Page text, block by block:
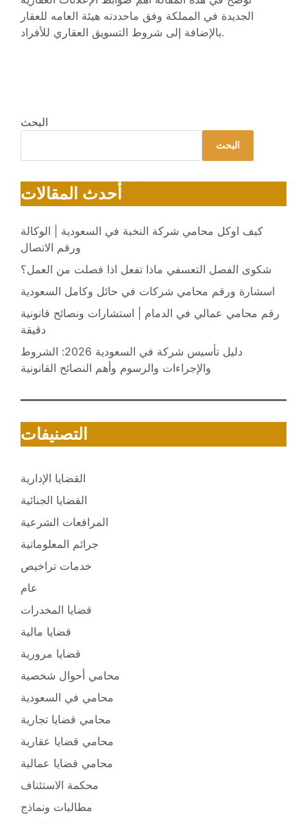
الجديدة في المملكة وفق ماحددته هيئة العامه للعقار
بالإضافة إلى شروط التسويق العقاري للأفراد.
البحث
البحث
أحدث المقالات
كيف اوكل محامي شركة النخبة في السعودية | الوكالة
ورقم الاتصال
شكوى الفصل التعسفي ماذا تفعل اذا فصلت من العمل؟
اسشارة ورقم محامي شركات في حائل وكامل السعودية
رقم محامي عمالي في الدمام | استشارات ونصائح قانونية
دقيقة
دليل تأسيس شركة في السعودية 2026: الشروط
والإجراءات والرسوم وأهم النصائح القانونية
التصنيفات
القضايا الإدارية
القضايا الجنائية
المرافعات الشرعية
جرائم المعلوماتية
خدمات تراخيص
عام
قضايا المخدرات
قضايا مالية
قضايا مرورية
محامي أحوال شخصية
محامي في السعودية
محامي قضايا تجارية
محامي قضايا عقارية
محامي قضايا عمالية
محكمة الاستئناف
مطالبات ونماذج